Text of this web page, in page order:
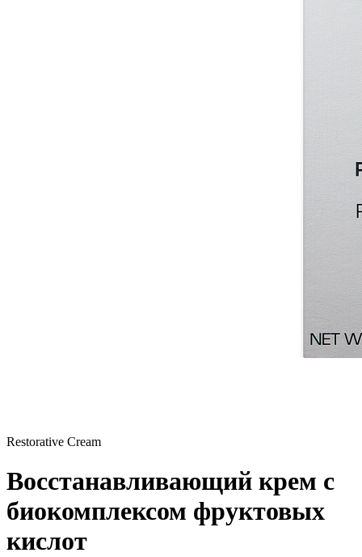
Restorative Cream
Восстанавливающий крем с
биокомплексом фруктовых
кислот